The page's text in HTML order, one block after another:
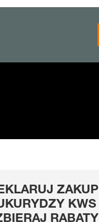
ZAKUP
KWS
RABATY